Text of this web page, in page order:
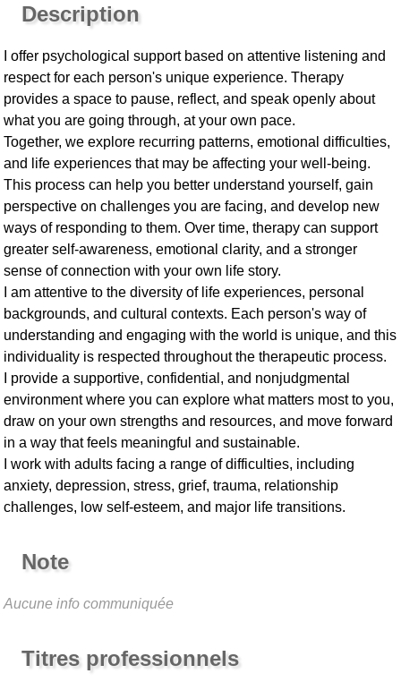
Description
I offer psychological support based on attentive listening and
respect for each person's unique experience. Therapy
provides a space to pause, reflect, and speak openly about
what you are going through, at your own pace.
Together, we explore recurring patterns, emotional difficulties,
and life experiences that may be affecting your well-being.
This process can help you better understand yourself, gain
perspective on challenges you are facing, and develop new
ways of responding to them. Over time, therapy can support
greater self-awareness, emotional clarity, and a stronger
sense of connection with your own life story.
I am attentive to the diversity of life experiences, personal
backgrounds, and cultural contexts. Each person's way of
understanding and engaging with the world is unique, and this
individuality is respected throughout the therapeutic process.
I provide a supportive, confidential, and nonjudgmental
environment where you can explore what matters most to you,
draw on your own strengths and resources, and move forward
in a way that feels meaningful and sustainable.
I work with adults facing a range of difficulties, including
anxiety, depression, stress, grief, trauma, relationship
challenges, low self-esteem, and major life transitions.
Note
Aucune info communiquée
Titres professionnels